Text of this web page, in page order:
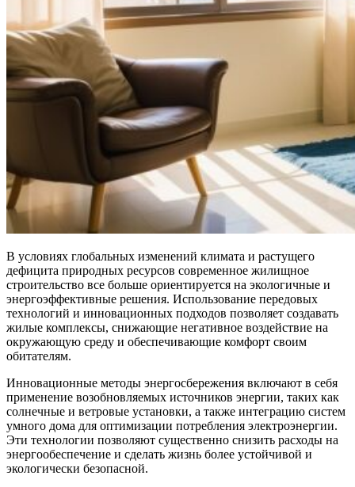
В условиях глобальных изменений климата и растущего
дефицита природных ресурсов современное жилищное
строительство все больше ориентируется на экологичные и
энергоэффективные решения. Использование передовых
технологий и инновационных подходов позволяет создавать
жилые комплексы, снижающие негативное воздействие на
окружающую среду и обеспечивающие комфорт своим
обитателям.
Инновационные методы энергосбережения включают в себя
применение возобновляемых источников энергии, таких как
солнечные и ветровые установки, а также интеграцию систем
умного дома для оптимизации потребления электроэнергии.
Эти технологии позволяют существенно снизить расходы на
энергообеспечение и сделать жизнь более устойчивой и
экологически безопасной.